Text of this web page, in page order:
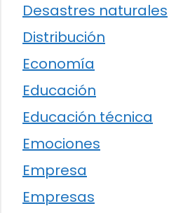
Desastres naturales
Distribución
Economía
Educación
Educación técnica
Emociones
Empresa
Empresas